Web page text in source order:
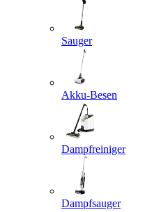
Sauger
Akku-Besen
Dampfreiniger
Dampfsauger